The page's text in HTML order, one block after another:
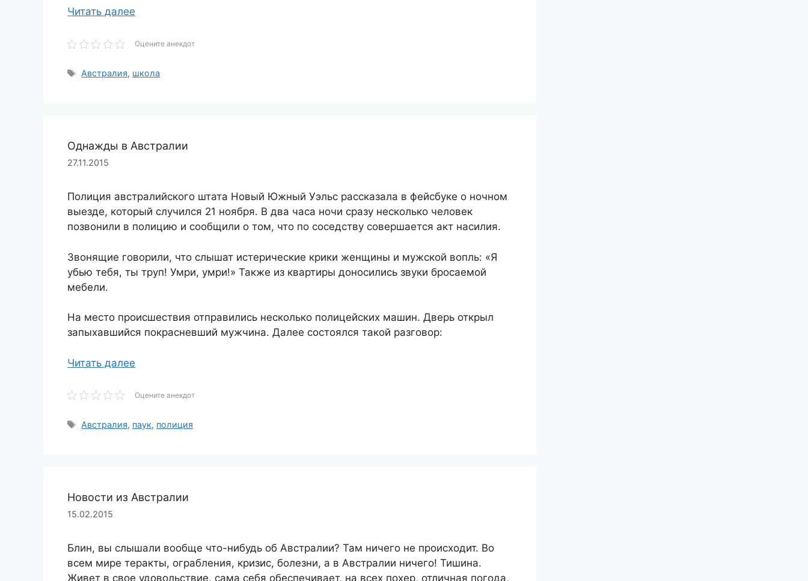
Читать далее
Оцените анекдот
Метки
Австралия, школа
Однажды в Австралии
27.11.2015
Полиция австралийского штата Новый Южный Уэльс рассказала в фейсбуке о ночном
выезде, который случился 21 ноября. В два часа ночи сразу несколько человек
позвонили в полицию и сообщили о том, что по соседству совершается акт насилия.
Звонящие говорили, что слышат истерические крики женщины и мужской вопль: «Я
убью тебя, ты труп! Умри, умри!» Также из квартиры доносились звуки бросаемой
мебели.
На место происшествия отправились несколько полицейских машин. Дверь открыл
запыхавшийся покрасневший мужчина. Далее состоялся такой разговор:
Читать далее
Оцените анекдот
Метки
Австралия, паук, полиция
Новости из Австралии
15.02.2015
Блин, вы слышали вообще что-нибудь об Австралии? Там ничего не происходит. Во
всем мире теракты, ограбления, кризис, болезни, а в Австралии ничего! Тишина.
Живет в свое удовольствие, сама себя обеспечивает, на всех похер, отличная погода,